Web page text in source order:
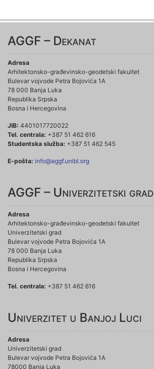
AGGF – Dekanat
Adresa
Arhitektonsko-građevinsko-geodetski fakultet
Bulevar vojvode Petra Bojovića 1A
78 000 Banja Luka
Republika Srpska
Bosna i Hercegovina
JIB: 4401017720022
Tel. centrala: +387 51 462 616
Studentska služba: +387 51 462 545
E-pošta: info@aggf.unibl.org
AGGF – Univerzitetski grad
Adresa
Arhitektonsko-građevinsko-geodetski fakultet
Univerzitetski grad
Bulevar vojvode Petra Bojovića 1A
78 000 Banja Luka
Republika Srpska
Bosna i Hercegovina
Tel. centrala: +387 51 462 616
Univerzitet u Banjoj Luci
Adresa
Univerzitetski grad
Bulevar vojvode Petra Bojovića 1A
78000 Banja Luka